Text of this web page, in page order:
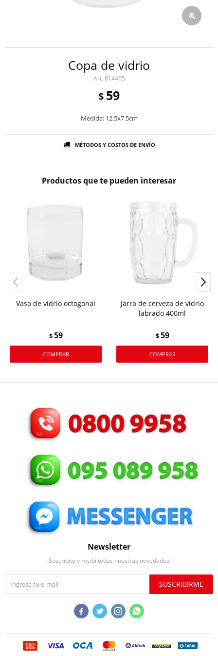
Copa de vidrio
814465
$ 59
Medida: 12.5x7.5cm
MÉTODOS Y COSTOS DE ENVÍO
Productos que te pueden interesar
Vaso de vidrio octogonal
$59
Jarra de cerveza de vidrio
labrado 400ml
$59
Newsletter
¡Suscribite y recibí todas nuestras novedades!
SUSCRIBIRME
   